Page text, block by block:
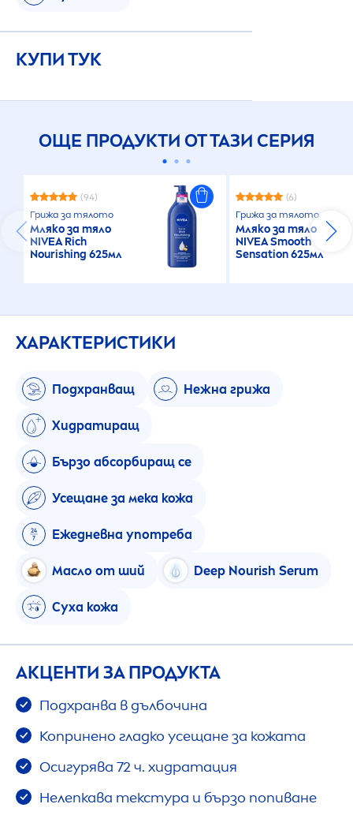
КУПИ ТУК
ОЩЕ ПРОДУКТИ ОТ ТАЗИ СЕРИЯ
(94)
Грижа за тялото
Мляко за тяло
NIVEARich
Nourishing 625мл
(6)
Грижа за тялото
Мляко за тяло
NIVEASmooth
Sensation625мл
ХАРАКТЕРИСТИКИ
Подхранващ Нежна грижа
Хидратиращ
Бързо абсорбиращ се
Усещане за мека кожа
Ежедневна употреба
Масло от ший Deep Nourish Serum
Суха кожа
АКЦЕНТИ ЗА ПРОДУКТА
Подхранва в дълбочина
Копринено гладко усещане за кожата
Осигурява 72 ч. хидратация
Нелепкава текстура и бързо попиване